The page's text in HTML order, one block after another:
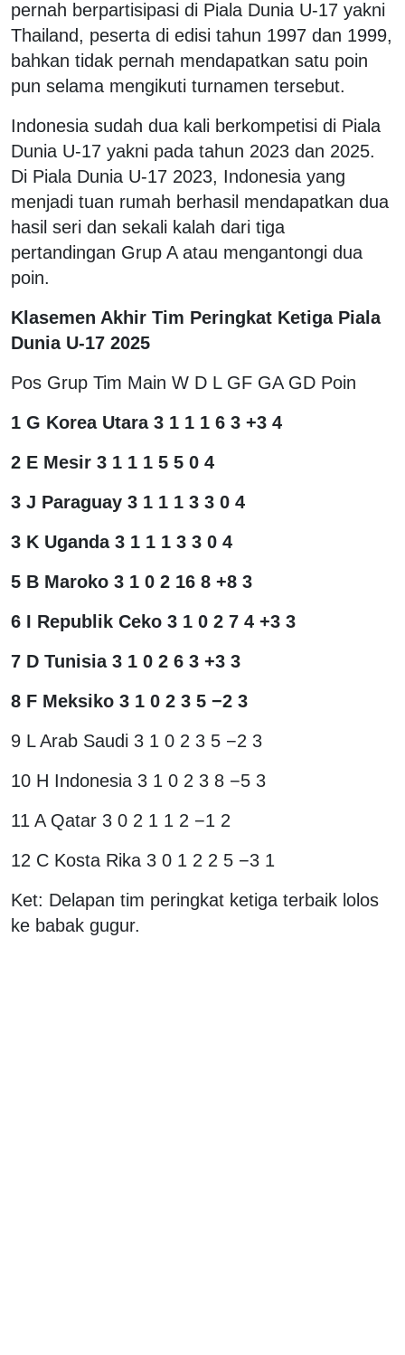
pernah berpartisipasi di Piala Dunia U-17 yakni
Thailand, peserta di edisi tahun 1997 dan 1999,
bahkan tidak pernah mendapatkan satu poin
pun selama mengikuti turnamen tersebut.
Indonesia sudah dua kali berkompetisi di Piala
Dunia U-17 yakni pada tahun 2023 dan 2025.
Di Piala Dunia U-17 2023, Indonesia yang
menjadi tuan rumah berhasil mendapatkan dua
hasil seri dan sekali kalah dari tiga
pertandingan Grup A atau mengantongi dua
poin.
Klasemen Akhir Tim Peringkat Ketiga Piala
Dunia U-17 2025
Pos Grup Tim Main W D L GF GA GD Poin
1 G Korea Utara 3 1 1 1 6 3 +3 4
2 E Mesir 3 1 1 1 5 5 0 4
3 J Paraguay 3 1 1 1 3 3 0 4
3 K Uganda 3 1 1 1 3 3 0 4
5 B Maroko 3 1 0 2 16 8 +8 3
6 I Republik Ceko 3 1 0 2 7 4 +3 3
7 D Tunisia 3 1 0 2 6 3 +3 3
8 F Meksiko 3 1 0 2 3 5 −2 3
9 L Arab Saudi 3 1 0 2 3 5 −2 3
10 H Indonesia 3 1 0 2 3 8 −5 3
11 A Qatar 3 0 2 1 1 2 −1 2
12 C Kosta Rika 3 0 1 2 2 5 −3 1
Ket: Delapan tim peringkat ketiga terbaik lolos
ke babak gugur.